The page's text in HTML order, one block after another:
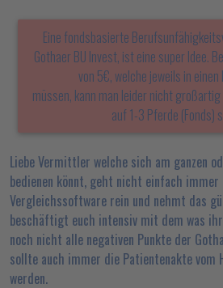
Eine fondsbasierte
Gothaer BU Invest, ist eine super Idee.
von 5€, welche jeweils in
müssen, kann man leider nicht
auf 1-3 Pferde (Fonds)
Liebe Vermittler welche sich am ganzen
bedienen könnt, geht nicht einfach immer
Vergleichssoftware rein und nehmt das
beschäftigt euch intensiv mit dem was
noch nicht alle negativen Punkte der
sollte auch immer die Patientenakte vom
werden.